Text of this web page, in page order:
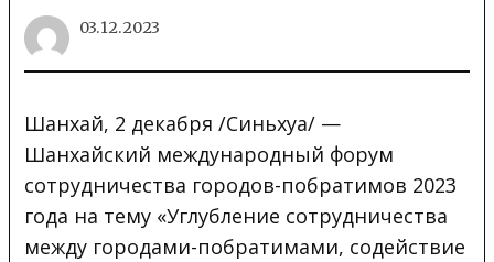
03.12.2023
Шанхай, 2 декабря /Синьхуа/ —
Шанхайский международный форум
сотрудничества городов-побратимов 2023
года на тему «Углубление сотрудничества
между городами-побратимами, содействие